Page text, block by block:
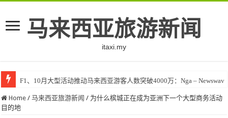
马来西亚旅游新闻
itaxi.my
F1、10月大型活动推动马来西亚游客人数突破4000万：Nga – Newswav
Home / 马来西亚旅游新闻 / 为什么槟城正在成为亚洲下一个大型商务活动
目的地